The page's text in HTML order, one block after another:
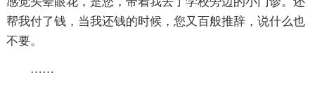
帮我付了钱，当我还钱的时候，您又百般推辞，说什么也
不要。
……